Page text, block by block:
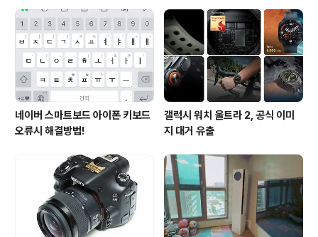
네이버 스마트보드 아이폰 키보드
오류시 해결방법!
갤럭시 워치 울트라 2, 공식 이미
지 대거 유출